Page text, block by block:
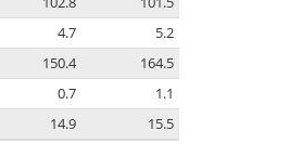
4.7
5.2
150.4
164.5
0.7
1.1
14.9 15.5